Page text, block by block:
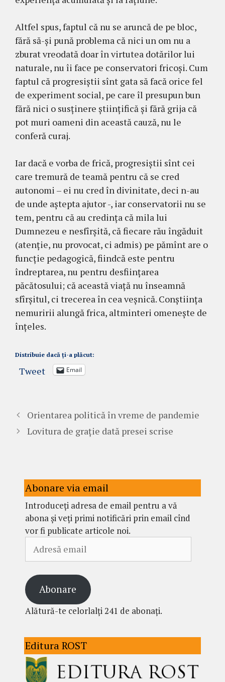
Altfel spus, faptul că nu se aruncă de pe bloc,
fără să-și pună problema că nici un om nu a
zburat vreodată doar în virtutea dotărilor lui
naturale, nu îi face pe conservatori fricoși. Cum
faptul că progresiștii sînt gata să facă orice fel
de experiment social, pe care îl presupun bun
fără nici o susținere științifică și fără grija că
pot muri oameni din această cauză, nu le
conferă curaj.
Iar dacă e vorba de frică, progresiștii sînt cei
care tremură de teamă pentru că se cred
autonomi – ei nu cred în divinitate, deci n-au
de unde aștepta ajutor -, iar conservatorii nu se
tem, pentru că au credința că mila lui
Dumnezeu e nesfîrșită, că fiecare rău îngăduit
(atenție, nu provocat, ci admis) pe pămînt are o
funcție pedagogică, fiindcă este pentru
îndreptarea, nu pentru desființarea
păcătosului; că această viață nu înseamnă
sfîrșitul, ci trecerea în cea veșnică. Conștiința
nemuririi alungă frica, altminteri omenește de
înțeles.
Distribuie dacă ți-a plăcut:
Tweet Email
Orientarea politică în vreme de pandemie
Lovitura de grație dată presei scrise
Abonare via email
Introduceți adresa de email pentru a vă
abona și veți primi notificări prin email cînd
vor fi publicate articole noi.
email
Abonare
Alătură-te celorlalți 241 de abonați.
Editura ROST